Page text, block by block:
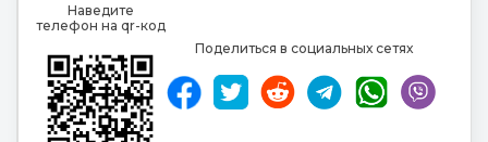
Наведите
телефон на qr-код
Поделиться в социальных сетях